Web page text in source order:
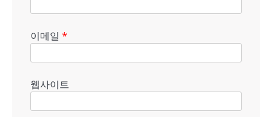
이메일 *
웹사이트